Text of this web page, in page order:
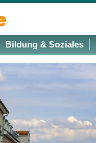
Bildung & Soziales